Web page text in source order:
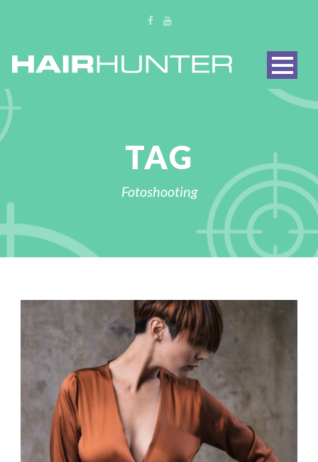
TAG
Fotoshooting